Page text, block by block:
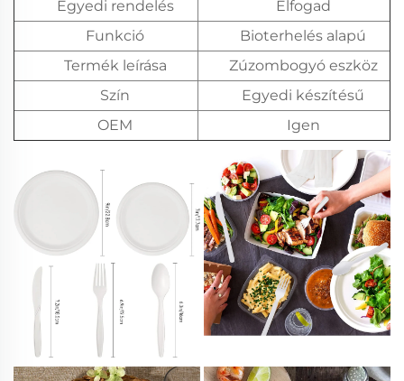
Egyedi rendelés
Elfogad
Funkció
Bioterhelés alapú
Termék leírása
Zúzombogyó eszköz
Szín
Egyedi készítésű
OEM
Igen